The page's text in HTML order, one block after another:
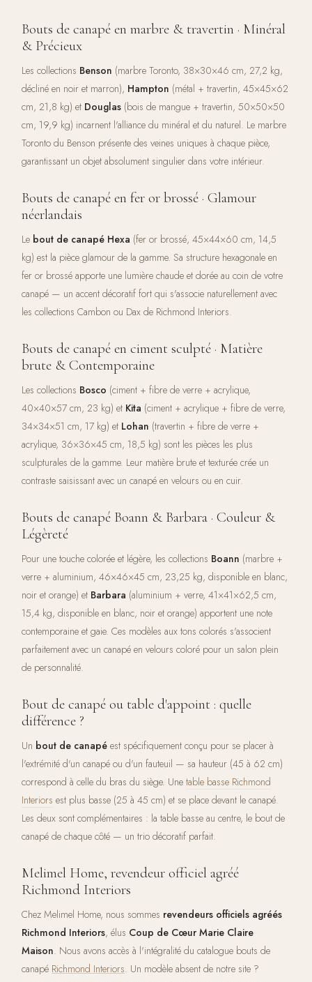
Bouts de canapé en marbre & travertin · Minéral
& Précieux
Les collections Benson (marbre Toronto, 38×30×46 cm, 27,2 kg,
décliné en noir et marron), Hampton (métal + travertin, 45×45×62
cm, 21,8 kg) et Douglas (bois de mangue + travertin, 50×50×50
cm, 19,9 kg) incarnent l'alliance du minéral et du naturel. Le marbre
Toronto du Benson présente des veines uniques à chaque pièce,
garantissant un objet absolument singulier dans votre intérieur.
Bouts de canapé en fer or brossé · Glamour
néerlandais
Le bout de canapé Hexa (fer or brossé, 45×44×60 cm, 14,5
kg) est la pièce glamour de la gamme. Sa structure hexagonale en
fer or brossé apporte une lumière chaude et dorée au coin de votre
canapé — un accent décoratif fort qui s'associe naturellement avec
les collections Cambon ou Dax de Richmond Interiors.
Bouts de canapé en ciment sculpté · Matière
brute & Contemporaine
Les collections Bosco (ciment + fibre de verre + acrylique,
40×40×57 cm, 23 kg) et Kita (ciment + acrylique + fibre de verre,
34×34×51 cm, 17 kg) et Lohan (travertin + fibre de verre +
acrylique, 36×36×45 cm, 18,5 kg) sont les pièces les plus
sculpturales de la gamme. Leur matière brute et texturée crée un
contraste saisissant avec un canapé en velours ou en cuir.
Bouts de canapé Boann & Barbara · Couleur &
Légèreté
Pour une touche colorée et légère, les collections Boann (marbre +
verre + aluminium, 46×46×45 cm, 23,25 kg, disponible en blanc,
noir et orange) et Barbara (aluminium + verre, 41×41×62,5 cm,
15,4 kg, disponible en blanc, noir et orange) apportent une note
contemporaine et gaie. Ces modèles aux tons colorés s'associent
parfaitement avec un canapé en velours coloré pour un salon plein
de personnalité.
Bout de canapé ou table d'appoint : quelle
différence ?
Un bout de canapé est spécifiquement conçu pour se placer à
l'extrémité d'un canapé ou d'un fauteuil — sa hauteur (45 à 62 cm)
correspond à celle du bras du siège. Unetable basse Richmond
Interiors est plus basse (25 à 45 cm) et se place devant le canapé.
Les deux sont complémentaires : la table basse au centre, le bout de
canapé de chaque côté — un trio décoratif parfait.
Melimel Home, revendeur officiel agréé
Richmond Interiors
Chez Melimel Home, nous sommes revendeurs officiels agréés
Richmond Interiors, élus Coup de Cœur Marie Claire
Maison. Nous avons accès à l'intégralité du catalogue bouts de
canapé Richmond Interiors. Un modèle absent de notre site ?